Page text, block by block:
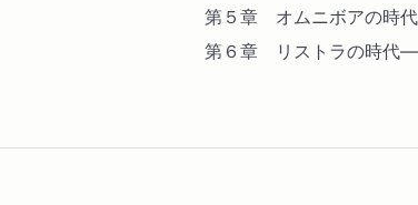
第５章 オムニボアの時
第６章 リストラの時代―